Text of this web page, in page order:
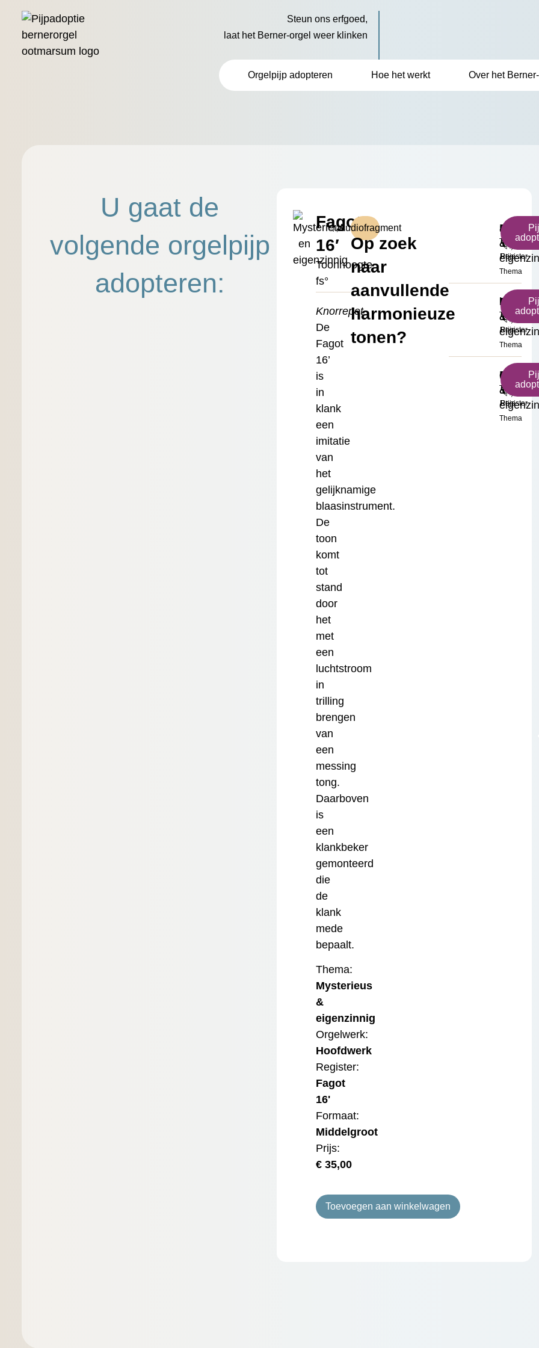
Steun ons erfgoed,
laat het Berner-orgel weer klinken
Orgelpijp adopteren Hoe het werkt Over het
U gaat de
volgende orgelpijp
adopteren:
Fagot
16′
Audiofragment
Toonhoogte
fs°
Knorrepot
De
Fagot
16’
is
in
klank
een
imitatie
van
het
gelijknamige
blaasinstrument.
De
toon
komt
tot
stand
door
het
met
een
luchtstroom
in
trilling
brengen
van
een
messing
tong.
Daarboven
is
een
klankbeker
gemonteerd
die
de
klank
mede
bepaalt.
Thema:
Mysterieus
&
eigenzinnig
Orgelwerk:
Hoofdwerk
Register:
Fagot
16'
Formaat:
Middelgroot
Prijs:
€ 35,00
Toevoegen aan winkelwagen
Op zoek
naar
aanvullende
harmonieuze
tonen?
a²
Toonhoogte
&
Thema
16'
Register
Klein
Formaat
€
17.50
Prijs
h²
Toonhoogte
&
Thema
16'
Register
Klein
Formaat
€
17.50
Prijs
c³
Toonhoogte
&
Thema
16'
Register
Klein
Formaat
€
17.50
Prijs